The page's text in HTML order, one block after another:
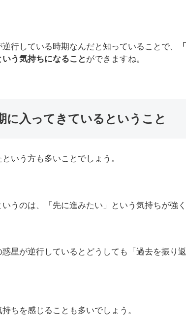
行している時期なんだと知っていることで、
う気持ちになること ができますね。
に入ってきているということ
いう方も多いことでしょう。
うのは、「先に進みたい」という気持ちが強
星が逆行しているとどうしても「過去を振り
ちを感じることも多いでしょう。